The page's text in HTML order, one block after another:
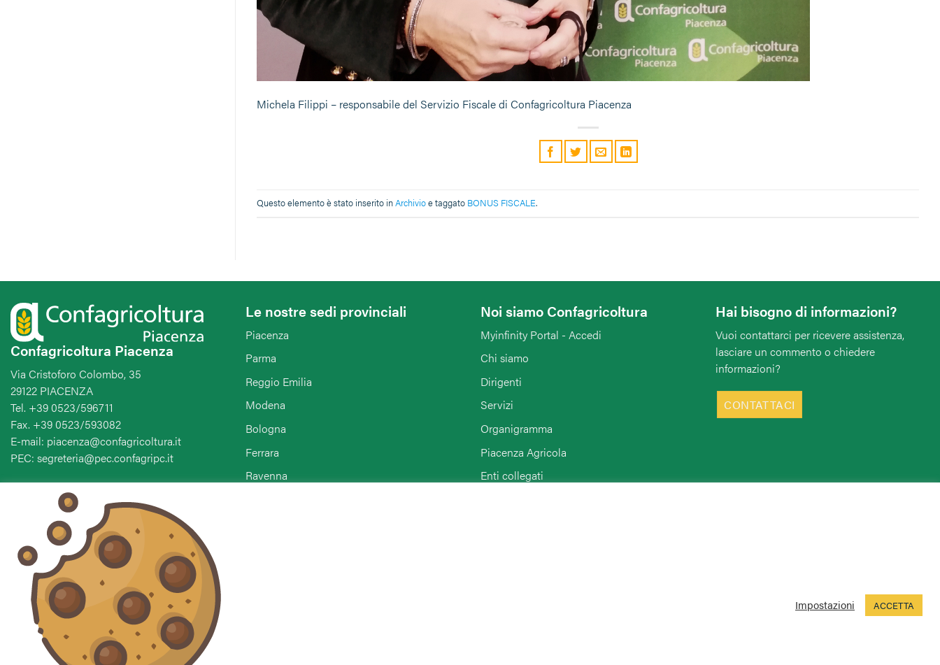
Michela Filippi – responsabile del Servizio Fiscale di Confagricoltura Piacenza
Questo elemento è stato inserito inArchivioe taggato BONUS FISCALE.
Confagricoltura Piacenza
Via Cristoforo Colombo, 35
29122 PIACENZA
Tel. +39 0523/596711
Fax. +39 0523/593082
E-mail: piacenza@confagricoltura.it
PEC: segreteria@pec.confagripc.it
Le nostre sedi provinciali
Piacenza
Parma
Reggio Emilia
Modena
Bologna
Ferrara
Ravenna
Noi siamo Confagricoltura
Myinfinity Portal - Accedi
Chi siamo
Dirigenti
Servizi
Organigramma
Piacenza Agricola
Enti collegati
Hai bisogno di informazioni?
Vuoi contattarci per ricevere assistenza,
lasciare un commento o chiedere
informazioni?
CONTATTACI
Seguici sui social
Impostazioni ACCETTA